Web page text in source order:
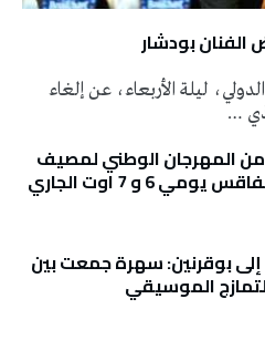
بودشار
ليلة الأربعاء، عن إلغاء
…
الدورة 33 من المهرجان الوطني لمصيف
6 و 7 اوت الجاري
إلى بوقرنين: سهرة جمعت بين
الموسيقي